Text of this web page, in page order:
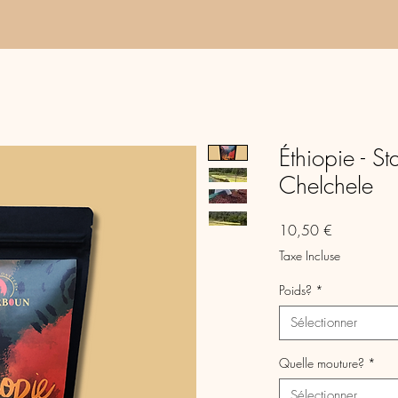
Éthiopie -
Chelchele
10,50 €
Taxe Incluse
Poids? *
Sélectionner
Quelle mouture? *